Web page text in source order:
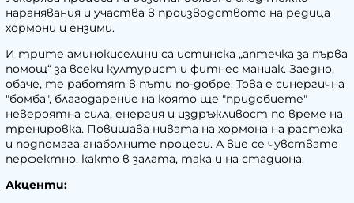
наранявания и участва в производството на редица
хормони и ензими.
И трите аминокиселини са истинска „аптечка за първа
помощ“ за всеки културист и фитнес маниак. Заедно,
обаче, те работят в пъти по-добре. Това е синергична
"бомба", благодарение на която ще "придобиете"
невероятна сила, енергия и издръжливост по време на
тренировка. Повишава нивата на хормона на растежа
и подпомага анаболните процеси. А вие се чувствате
перфектно, както в залата, така и на стадиона.
Акценти: